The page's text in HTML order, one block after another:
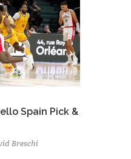
Spain Pick &
Breschi